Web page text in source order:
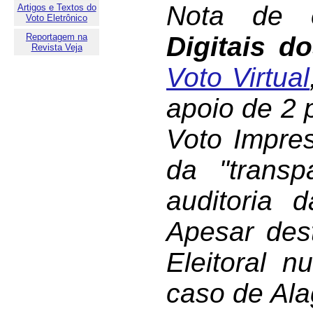
Nota de
Digitais
Voto Virtual
apoio de 2
Voto
da "
auditoria
Apesar
Eleitoral
caso de
Artigos e Textos do
Voto Eletrônico
Reportagem na
Revista Veja